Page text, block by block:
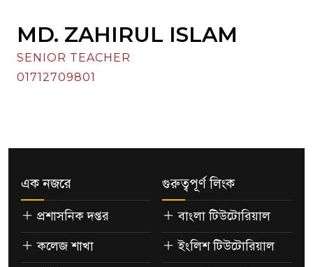
MD. ZAHIRUL ISLAM
SENIOR TEACHER
01712709801
এক নজরে
প্রশাসনিক দপ্তর
কলেজ শাখা
গুরুত্বপূর্ণ লিংক
বাংলা টিউটোরিয়াল
ইংলিশ টিউটোরিয়াল